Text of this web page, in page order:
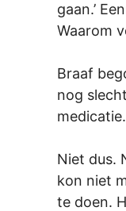
gaan.’
Waarom
Braaf
nog
Niet dus.
kon niet
te doen.